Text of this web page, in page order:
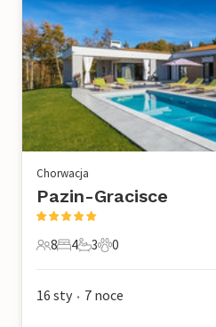
Chorwacja
Pazin-Gracisce
8 Goście
8
4 Sypialnie
4
3 Łazienki
3
0 Zwierzęta domowe
0
16 sty • 7 noce